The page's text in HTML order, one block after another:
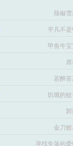
辣椒雪
平凡不是
甲鱼牛宝
若醉若
饥饿的蚊
郭
金刀驸
寻找失落的爱